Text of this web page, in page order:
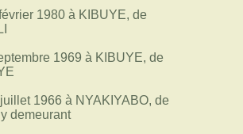
1980 à KIBUYE, de
1969 à KIBUYE, de
1966 à NYAKIYABO, de
demeurant